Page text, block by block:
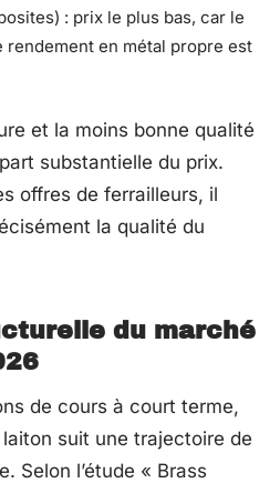
: prix le plus bas, car le
rendement en métal propre est
et la moins bonne qualité
substantielle du prix.
offres de ferrailleurs, il
la qualité du
du marché
de cours à court terme,
suit une trajectoire de
Selon l’étude « Brass